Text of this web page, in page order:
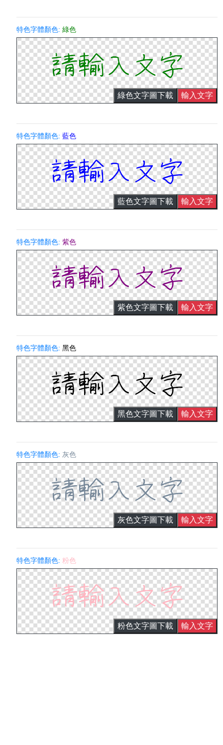
特色字體顏色:綠色
綠色文字圖下載 輸入文字
特色字體顏色:藍色
藍色文字圖下載 輸入文字
特色字體顏色:紫色
紫色文字圖下載 輸入文字
特色字體顏色:黑色
黑色文字圖下載 輸入文字
特色字體顏色: 灰色
灰色文字圖下載 輸入文字
特色字體顏色: 粉色
粉色文字圖下載 輸入文字